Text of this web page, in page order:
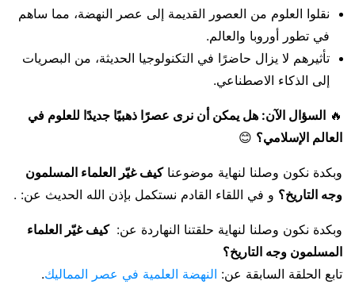
نقلوا العلوم من العصور القديمة إلى عصر النهضة، مما ساهم
في تطور أوروبا والعالم.
تأثيرهم لا يزال حاضرًا في التكنولوجيا الحديثة، من البصريات
إلى الذكاء الاصطناعي.
🔥 السؤال الآن: هل يمكن أن نرى عصرًا ذهبيًا جديدًا للعلوم في
العالم الإسلامي؟ 😊
وبكدة نكون وصلنا لنهاية موضوعناكيف غيّر العلماء المسلمون
وجه التاريخ؟ و في اللقاء القادم نستكمل بإذن الله الحديث عن: .
وبكدة نكون وصلنا لنهاية حلقتنا النهاردة عن: كيف غيّر العلماء
المسلمون وجه التاريخ؟
تابع الحلقة السابقة عن: النهضة العلمية في عصر المماليك.